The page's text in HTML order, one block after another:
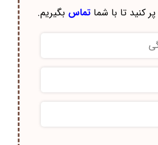
پر کنید تا با شماتماس بگیریم.